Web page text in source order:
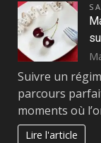
Suivre un
parcours
moments où
Lire l'article